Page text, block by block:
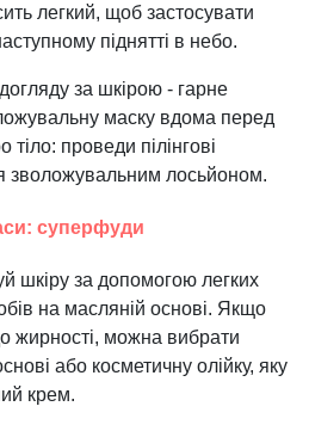
легкий, щоб застосувати
піднятті в небо.
за шкірою - гарне
маску вдома перед
тіло: проведи пілінгові
зволожувальним лосьйоном.
суперфуди
шкіру за допомогою легких
на масляній основі. Якщо
жирності, можна вибрати
або косметичну олійку, яку
крем.